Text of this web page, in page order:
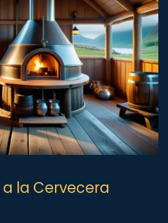
la Cervecera